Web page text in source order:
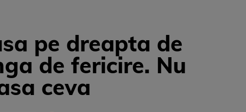
pe dreapta de
de fericire. Nu
ceva